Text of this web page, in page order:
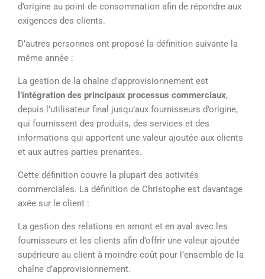
d’origine au point de consommation afin de répondre aux
exigences des clients.
D’autres personnes ont proposé la définition suivante la
même année :
La gestion de la chaîne d’approvisionnement est
l’intégration des principaux processus commerciaux,
depuis l’utilisateur final jusqu’aux fournisseurs d’origine,
qui fournissent des produits, des services et des
informations qui apportent une valeur ajoutée aux clients
et aux autres parties prenantes.
Cette définition couvre la plupart des activités
commerciales. La définition de Christophe est davantage
axée sur le client :
La gestion des relations en amont et en aval avec les
fournisseurs et les clients afin d’offrir une valeur ajoutée
supérieure au client à moindre coût pour l’ensemble de la
chaîne d’approvisionnement.